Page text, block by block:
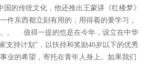
的传统文化，他还推出王蒙讲《红楼梦》
件东西都立刻有用的，用得着的要学习，
。, 值得一提的也是在今年，设立在中华
支持计划”，以扶持和奖励40岁以下的优秀
业的希望，寄托在青年人身上。如果我们